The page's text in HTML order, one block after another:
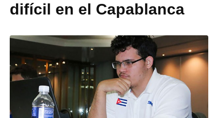
difícil en el Capablanca